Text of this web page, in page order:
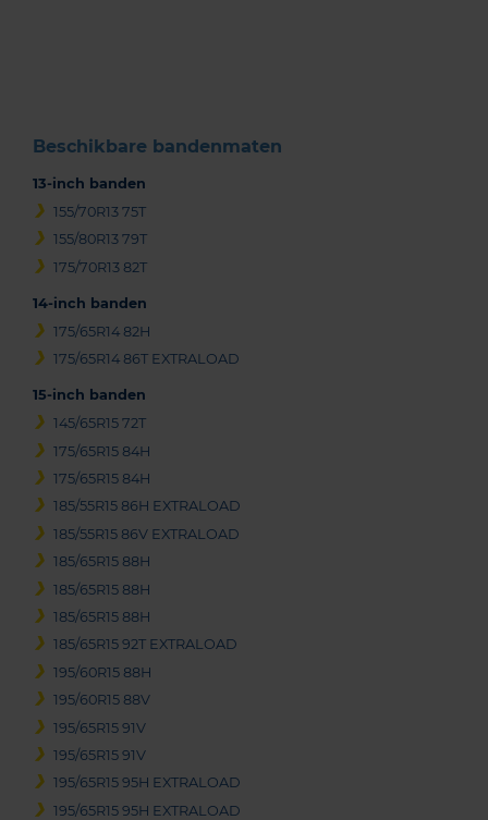
Beschikbare bandenmaten
13-inch banden
155/70R13 75T
155/80R13 79T
175/70R13 82T
14-inch banden
175/65R14 82H
175/65R14 86T EXTRALOAD
15-inch banden
145/65R15 72T
175/65R15 84H
175/65R15 84H
185/55R15 86H EXTRALOAD
185/55R15 86V EXTRALOAD
185/65R15 88H
185/65R15 88H
185/65R15 88H
185/65R15 92T EXTRALOAD
195/60R15 88H
195/60R15 88V
195/65R15 91V
195/65R15 91V
195/65R15 95H EXTRALOAD
195/65R15 95H EXTRALOAD